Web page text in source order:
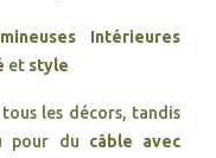
Intérieures
et style
les décors, tandis
pour du câble avec